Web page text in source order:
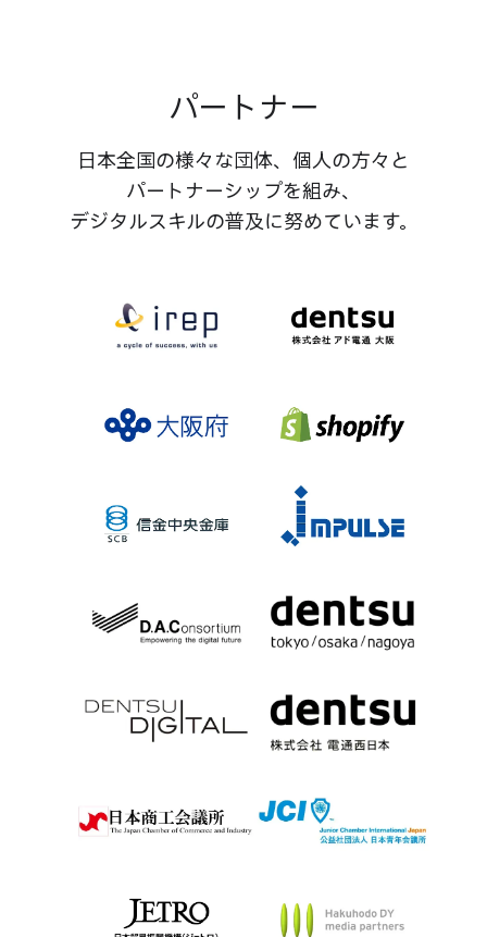
パートナー
日本全国の​様々な​団体、​個人の​方々と​
パートナーシップを​組み、​
デジタルスキルの​普及に​努めています。